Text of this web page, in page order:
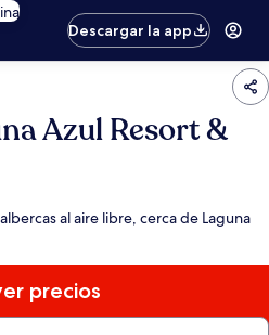
Descargar la app
Azul Resort &
al aire libre, cerca de Laguna
precios